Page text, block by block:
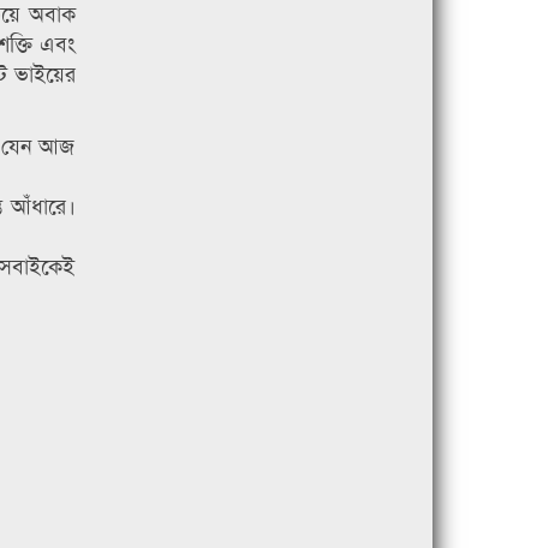
অবাক
এবং
ভাইয়ের
যেন আজ
আঁধারে।